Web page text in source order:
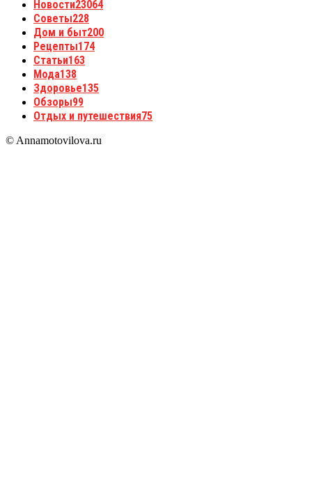
Новости23064
Советы228
Дом и быт200
Рецепты174
Статьи163
Мода138
Здоровье135
Обзоры99
Отдых и путешествия75
© Annamotovilova.ru